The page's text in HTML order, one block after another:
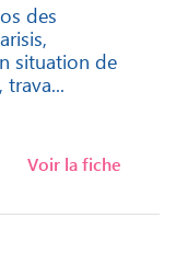
des
situation de
Voir la fiche